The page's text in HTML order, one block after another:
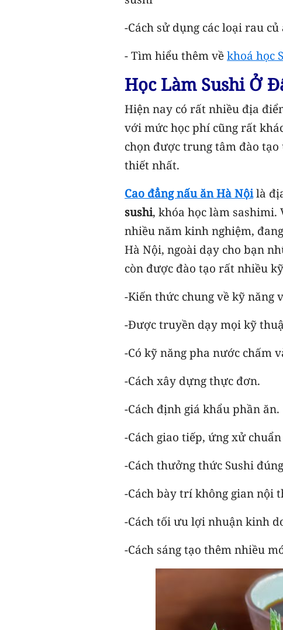
-Cách sử dụng các loại rau
- Tìm hiểu thêm vềkhoá học
Học Làm Sushi Ở
Hiện nay có rất nhiều địa
với mức học phí cũng rất
chọn được trung tâm đào
thiết nhất.
Cao đẳng nấu ăn Hà Nộilà
sushi, khóa học làm
nhiều năm kinh nghiệm,
Hà Nội, ngoài dạy cho bạn
còn được đào tạo rất nhiều
-Kiến thức chung về kỹ năng
-Được truyền dạy mọi kỹ
-Có kỹ năng pha nước chấm
-Cách xây dựng thực đơn.
-Cách định giá khẩu phần ăn.
-Cách giao tiếp, ứng xử
-Cách thưởng thức Sushi
-Cách bày trí không gian nội
-Cách tối ưu lợi nhuận kinh
-Cách sáng tạo thêm nhiều